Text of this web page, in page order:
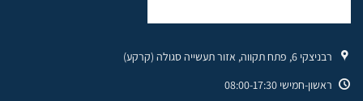
רבניצקי 6, פתח תקווה, אזור תעשייה סגולה (קרקע)
ראשון-חמישי 08:00-17:30